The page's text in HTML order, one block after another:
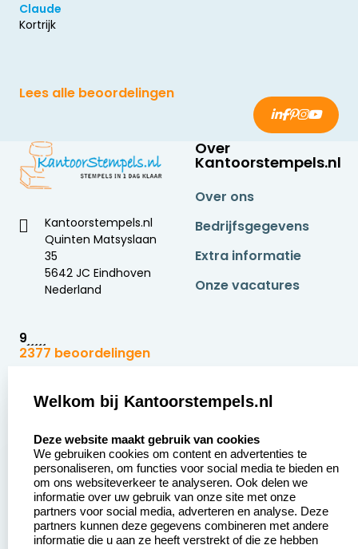
Claude
Kortrijk
Lees alle beoordelingen
Kantoorstempels.nl
Quinten Matsyslaan
35
5642 JC Eindhoven
Nederland
9
2377 beoordelingen
Over
Kantoorstempels.nl
Over ons
Bedrijfsgegevens
Extra informatie
Onze vacatures
Zakelijk:
Aanvraag op maat
Betaling &
Verzending
Wederverkoper
worden
Klantenservice:
Contact opnemen
Veel gestelde vragen
Retourneren
Herroepingsrecht
Welkom bij Kantoorstempels.nl
Deze website maakt gebruik van cookies
We gebruiken cookies om content en advertenties te
personaliseren, om functies voor social media te bieden en
om ons websiteverkeer te analyseren. Ook delen we
informatie over uw gebruik van onze site met onze
partners voor social media, adverteren en analyse. Deze
partners kunnen deze gegevens combineren met andere
informatie die u aan ze heeft verstrekt of die ze hebben